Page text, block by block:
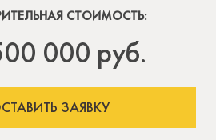
СТОИМОСТЬ:
000 руб.
ЗАЯВКУ